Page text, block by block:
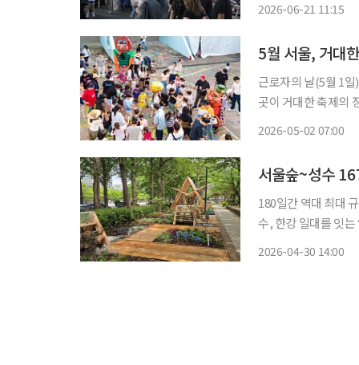
2026-06-21 11:15
근로자의 날(5월 1
곳이 거대한 축제의
2026-05-02 07:00
서울숲~성수
180일간 역대 최대 규모 운
수, 한강 일대를 잇는
2026-04-30 14:00